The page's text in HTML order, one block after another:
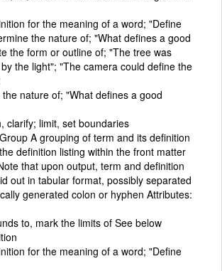
for the meaning of a word; "Define
the nature of; "What defines a good
the form or outline of; "The tree was
the light"; "The camera could define the
nature of; "What defines a good
clarify; limit, set boundaries
A grouping of term and its definition
definition listing within the front matter
that upon output, term and definition
out in tabular format, possibly separated
generated colon or hyphen Attributes:
to, mark the limits of See below
for the meaning of a word; "Define